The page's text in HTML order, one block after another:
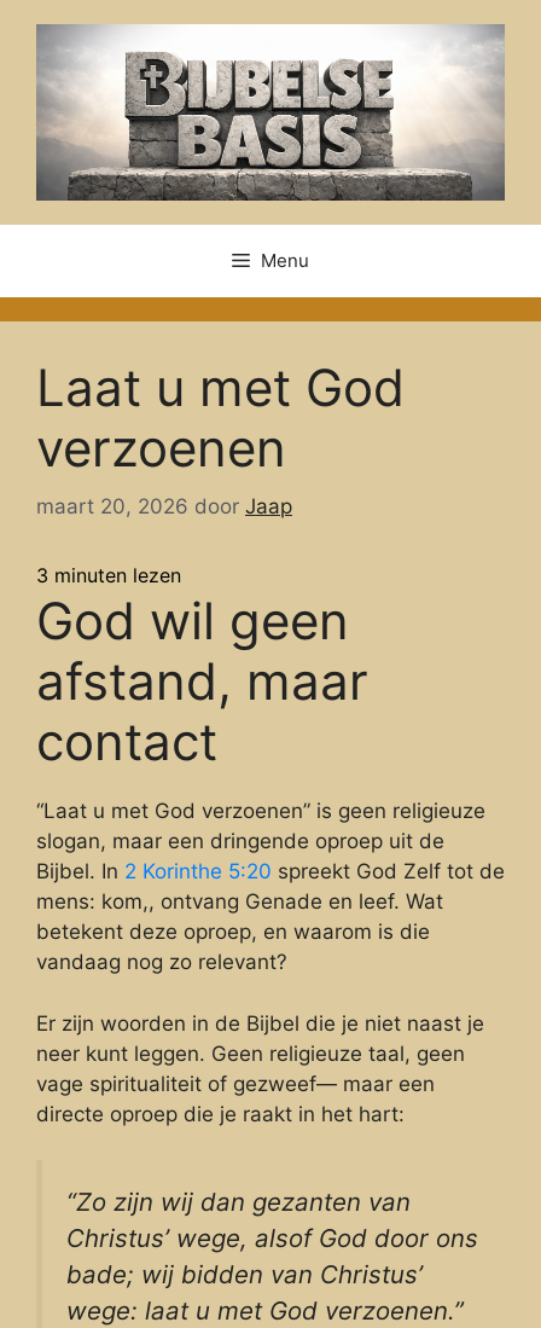
inhoud
Menu
Laat u met God
verzoenen
maart 20, 2026 door Jaap
3 minuten lezen
God wil geen
afstand, maar
contact
“Laat u met God verzoenen” is geen religieuze
slogan, maar een dringende oproep uit de
Bijbel. In 2 Korinthe 5:20 spreekt God Zelf tot de
mens: kom,, ontvang Genade en leef. Wat
betekent deze oproep, en waarom is die
vandaag nog zo relevant?
Er zijn woorden in de Bijbel die je niet naast je
neer kunt leggen. Geen religieuze taal, geen
vage spiritualiteit of gezweef— maar een
directe oproep die je raakt in het hart:
“Zo zijn wij dan gezanten van
Christus’ wege, alsof God door ons
bade; wij bidden van Christus’
wege: laat u met God verzoenen.”